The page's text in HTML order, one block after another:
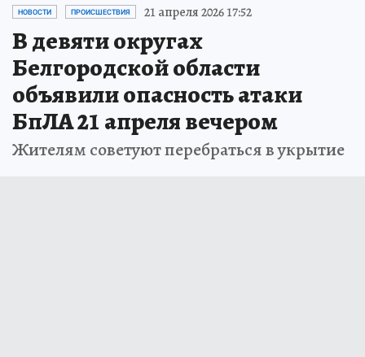
НОВОСТИ ПРОИСШЕСТВИЯ 21 апреля 2026 17:52
В девяти округах
Белгородской области
объявили опасность атаки
БпЛА 21 апреля вечером
Жителям советуют перебраться в укрытие